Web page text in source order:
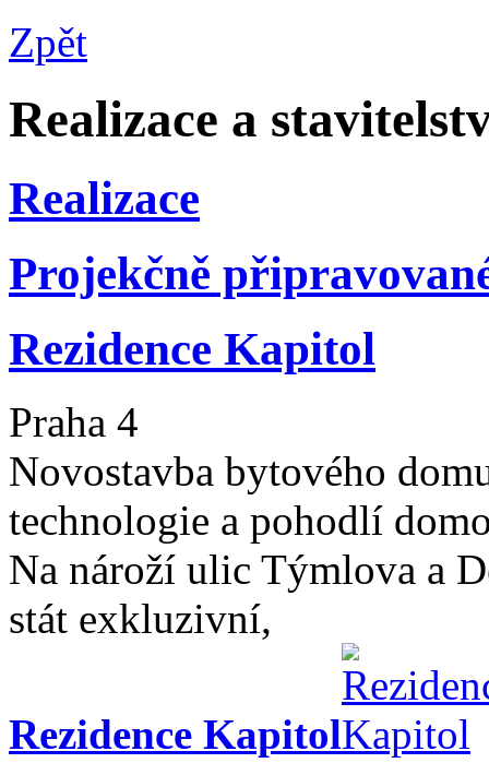
Zpět
Realizace a
Realizace
Projekčně
Rezidence Kapitol
Praha 4
Novostavba bytového
technologie a pohodlí
Na nároží ulic Týmlova a
stát exkluzivní,
Rezidence Kapitol